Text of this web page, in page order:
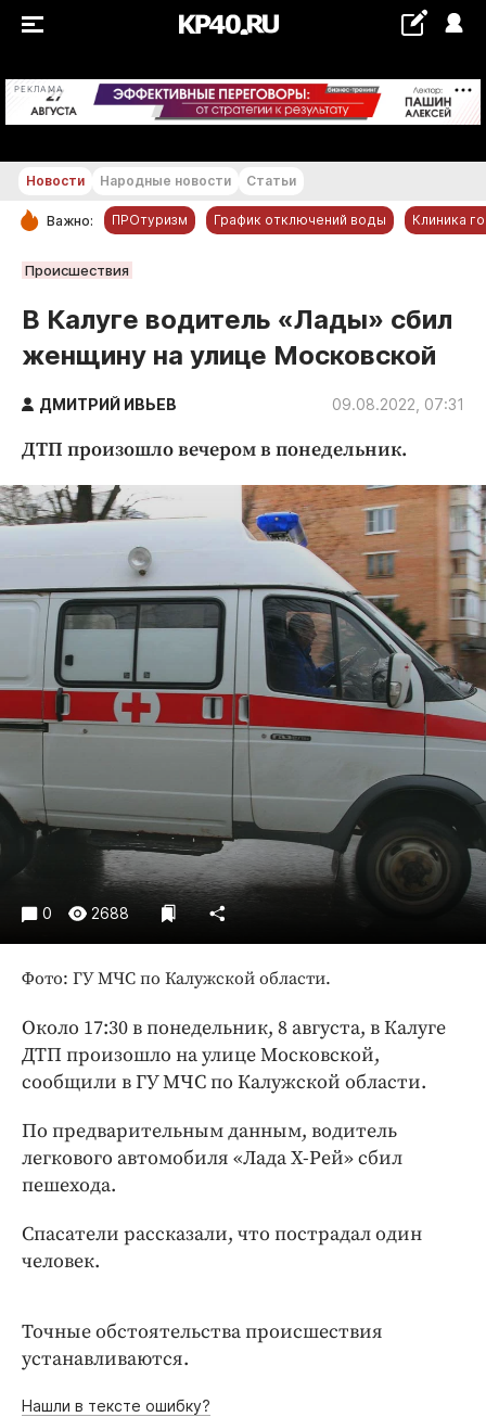
РЕКЛАМА +19...+20 °С
РУБРИКИ
Новости компаний
Статьи
Народные новости
Благоустройство
Криминал
Недвижимость и ЖКХ
Образование
Общество
Погода
Праздники
Происшествия
Экономика и бизнес
ПРОЕКТЫ
Блоги
Издания
Медиаперсона
Интересное чтиво
Работодатель года
Новости Народные новости Статьи
Важно: ПРОтуризм График отключений воды Клиника
Происшествия
В Калуге водитель «Лады» сбил
женщину на улице Московской
ДМИТРИЙ ИВЬЕВ 09.08.2022, 07:31
ДТП произошло вечером в понедельник.
0 2688
Фото: ГУ МЧС по Калужской области.
Около 17:30 в понедельник, 8 августа, в Калуге
ДТП произошло на улице Московской,
сообщили в ГУ МЧС по Калужской области.
По предварительным данным, водитель
легкового автомобиля «Лада Х-Рей» сбил
пешехода.
Спасатели рассказали, что пострадал один
человек.
Точные обстоятельства происшествия
устанавливаются.
Нашли в тексте ошибку?